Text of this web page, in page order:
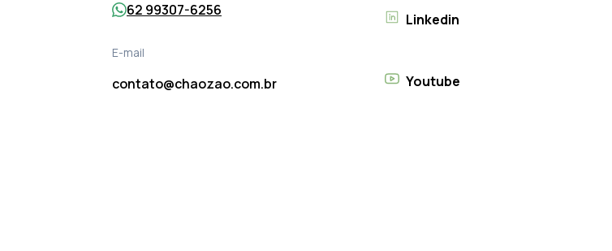
62 99307-6256
E-mail
contato@chaozao.com.br
Linkedin
Youtube